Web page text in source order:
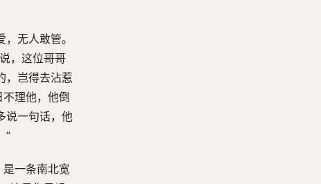
无人敢管。
，这位哥哥
，岂得去沾惹
理他，他倒
说一句话，他
”
是一条南北宽